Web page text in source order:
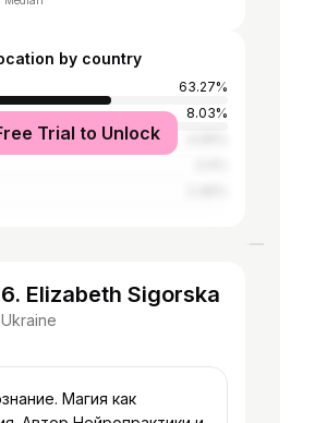
by country
63.27%
8.03%
Trial to Unlock
6. Elizabeth Sigorska
Ukraine
Магия как